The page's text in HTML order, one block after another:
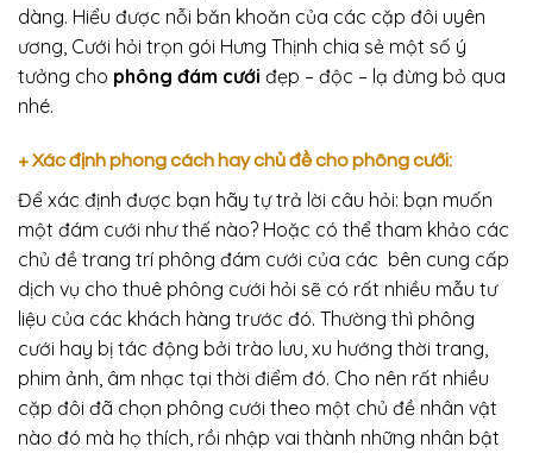
dàng. Hiểu được nỗi băn khoăn của các cặp đôi uyên
ương, Cưới hỏi trọn gói Hưng Thịnh chia sẻ một số ý
tưởng cho phông đám cưới đẹp – độc – lạ đừng bỏ qua
nhé.
+ Xác định phong cách hay chủ đề cho phông cưới:
Để xác định được bạn hãy tự trả lời câu hỏi: bạn muốn
một đám cưới như thế nào? Hoặc có thể tham khảo các
chủ đề trang trí phông đám cưới của các bên cung cấp
dịch vụ cho thuê phông cưới hỏi sẽ có rất nhiều mẫu tư
liệu của các khách hàng trước đó. Thường thì phông
cưới hay bị tác động bởi trào lưu, xu hướng thời trang,
phim ảnh, âm nhạc tại thời điểm đó. Cho nên rất nhiều
cặp đôi đã chọn phông cưới theo một chủ đề nhân vật
nào đó mà họ thích, rồi nhập vai thành những nhân bật